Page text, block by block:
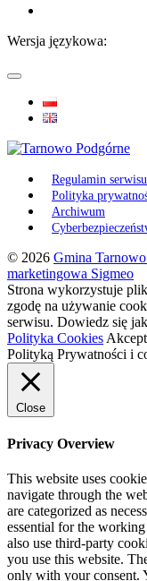
Wersja językowa:
Regulamin serwisu
Polityka
Archiwum
© 2026 Gmina
marketingowa Sigmeo
Strona wykorzystuje
zgodę na używanie
serwisu. Dowiedz się
Polityka Cookies
Polityką Prywatności i
Close
Privacy Overview
This website uses
navigate through the
are categorized as
essential for the
also use third-party
you use this website.
only with your consent.